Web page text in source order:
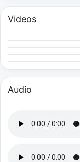
Videos
Audio